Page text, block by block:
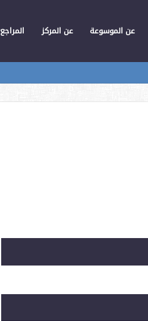
الرئيسيةعن الموسوعة عن المركز المراجع